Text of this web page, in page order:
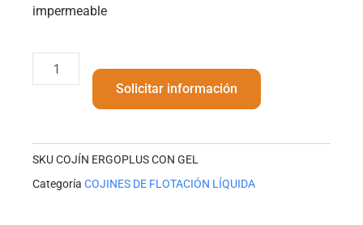
impermeable
ERGOPLUS
Solicitar información
SKUCOJÍN ERGOPLUS CON GEL
Categoría COJINES DE FLOTACIÓN LÍQUIDA